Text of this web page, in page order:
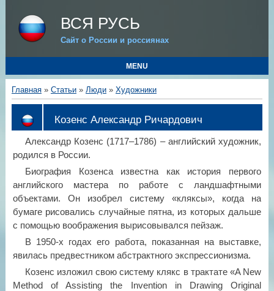
ВСЯ РУСЬ
Сайт о России и россиянах
MENU
Главная» Статьи» Люди» Художники
Козенс Александр Ричардович
Александр Козенс (1717–1786) – английский художник,
родился в России.
Биография Козенса известна как история первого
английского мастера по работе с ландшафтными
объектами. Он изобрел систему «кляксы», когда на
бумаге рисовались случайные пятна, из которых дальше
с помощью воображения вырисовывался пейзаж.
В 1950-х годах его работа, показанная на выставке,
явилась предвестником абстрактного экспрессионизма.
Козенс изложил свою систему клякс в трактате «A New
Method of Assisting the Invention in Drawing Original